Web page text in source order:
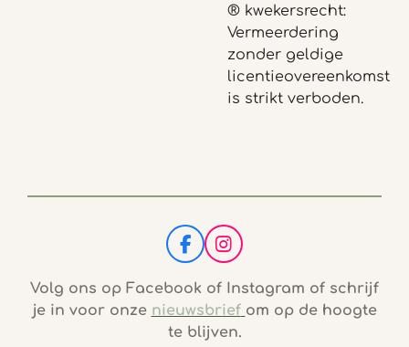
® kwekersrecht:
Vermeerdering
zonder geldige
licentieovereenkomst
is strikt verboden.
F
a
c
b
o
I
n
s
t
a
g
Volg ons op Facebook of Instagram of schrijf
je in voor onze nieuwsbrief om op de hoogte
te blijven.